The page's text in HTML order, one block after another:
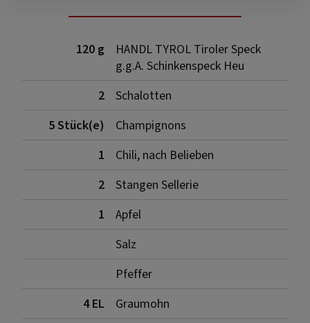
120 g
HANDL TYROL Tiroler Speck
g.g.A. Schinkenspeck Heu
2
Schalotten
5 Stück(e)
Champignons
1
Chili, nach Belieben
2
Stangen Sellerie
1
Apfel
Salz
Pfeffer
4 EL
Graumohn